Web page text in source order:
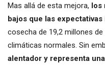
Mas allá de esta mejora, los
bajos que las
cosecha de 19,2 millones
climáticas normales. Sin
alentador y representa